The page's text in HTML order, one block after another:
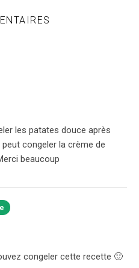
les patates douce après
congeler la crème de
beaucoup
congeler cette recette 🙂